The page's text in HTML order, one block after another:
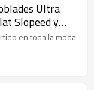
Ultra
Slopeed y
en toda la moda